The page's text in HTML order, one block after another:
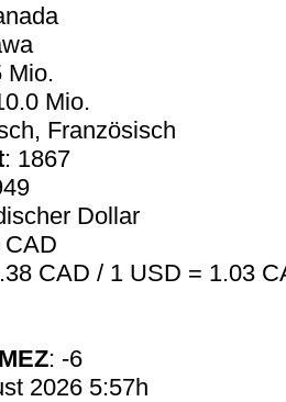
Mio.
Mio.
Französisch
: 1867
Dollar
CAD
CAD / 1 USD = 1.03
: -6
2026 5:57h